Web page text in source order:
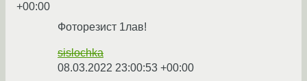
+00:00
Фоторезист 1лав!
sislochka
08.03.2022 23:00:53 +00:00